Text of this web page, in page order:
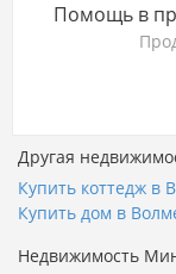
Помощь в
Другая
Купить коттедж в
Купить дом в
Недвижимость